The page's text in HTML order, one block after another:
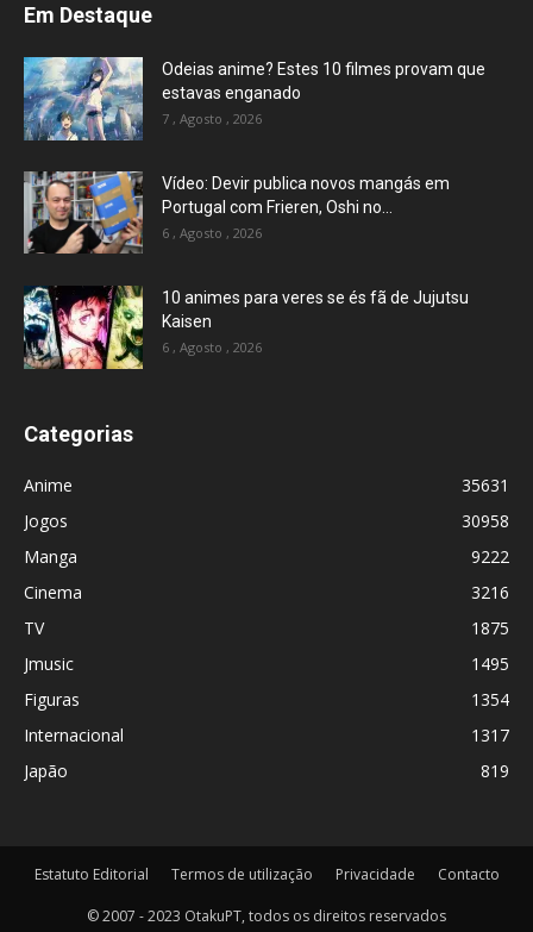
Em Destaque
Odeias anime? Estes 10 filmes provam que
estavas enganado
7 , Agosto , 2026
Vídeo: Devir publica novos mangás em
Portugal com Frieren, Oshi no...
6 , Agosto , 2026
10 animes para veres se és fã de Jujutsu
Kaisen
6 , Agosto , 2026
Categorias
Anime
35631
Jogos
30958
Manga
9222
Cinema
3216
TV
1875
Jmusic
1495
Figuras
1354
Internacional
1317
Japão
819
Estatuto Editorial Termos de utilização Privacidade Contacto
© 2007 - 2023 OtakuPT, todos os direitos reservados